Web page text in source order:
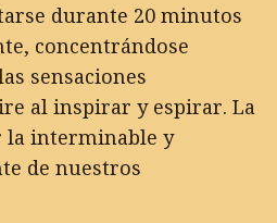
durante 20 minutos
concentrándose
sensaciones
al inspirar y espirar. La
interminable y
de nuestros